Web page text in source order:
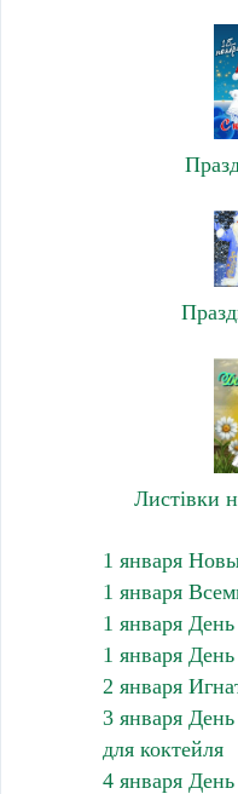
Листівки
1 января
1 января
1 января
1 января
2 января
3 января
для коктейля
4 января